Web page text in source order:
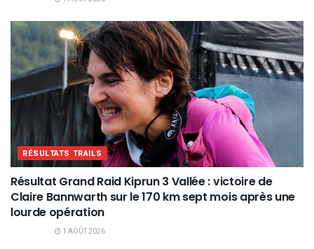
RÉSULTATS TRAILS
Résultat Grand Raid Kiprun 3 Vallée : victoire de
Claire Bannwarth sur le 170 km sept mois après une
lourde opération
1 AOÛT 2026